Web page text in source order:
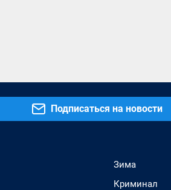
Подписаться на новости
Зима
Криминал